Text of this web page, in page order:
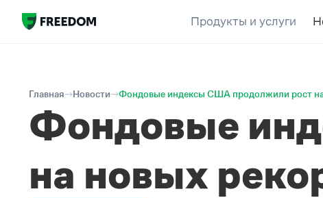
Продукты и услуги
Главная Новости Фондовые индексы США продолжили рост
Фондовые
на новых